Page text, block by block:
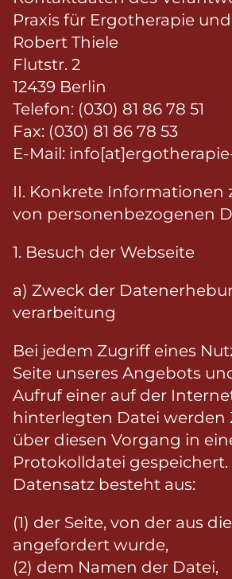
Praxis für Ergotherapie
Robert Thiele
Flutstr. 2
12439 Berlin
Telefon: (030) 81 86 78 51
Fax: (030) 81 86 78 53
E-Mail:
II. Konkrete Informationen
von personenbezogenen
1. Besuch der Webseite
a) Zweck der
verarbeitung
Bei jedem Zugriff eines
Seite unseres Angebots
Aufruf einer auf der
hinterlegten Datei werden
über diesen Vorgang in
Protokolldatei gespeichert.
Datensatz besteht aus:
(1) der Seite, von der aus
angefordert wurde,
(2) dem Namen der Datei,